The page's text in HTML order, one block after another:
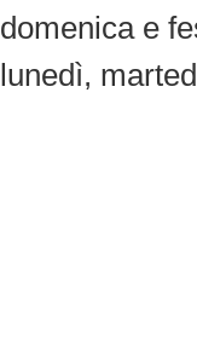
domenica e
lunedì,